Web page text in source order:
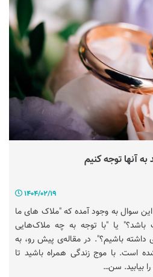
به آنها توجه کنیم
1404/02/19
این سوال به وجود آمده که "ملاک های ما
باشد؟" یا "با توجه به چه ملاک‌هایی
داشته باشیم؟". در مقاله‌ی پیش رو، به
است. با موج زندگی همراه باشید تا
بیابید. سن…